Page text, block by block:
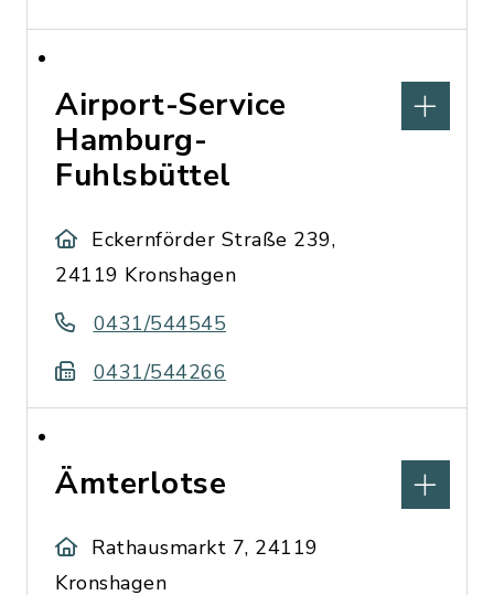
Airport-Service
Hamburg-
Fuhlsbüttel
Eckernförder Straße 239,
24119 Kronshagen
0431/544545
0431/544266
Ämterlotse
Rathausmarkt 7, 24119
Kronshagen